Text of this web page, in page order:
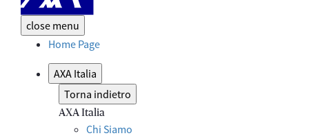
close menu
Home Page
AXA Italia
Torna indietro
AXA Italia
Chi Siamo